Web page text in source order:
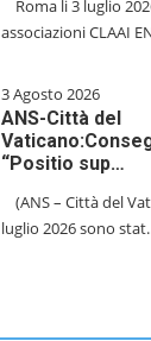
​Roma li 3 luglio
associazioni CLAAI
3 Agosto 2026
ANS-Città del
“Positio sup…
(ANS – Città del
luglio 2026 sono